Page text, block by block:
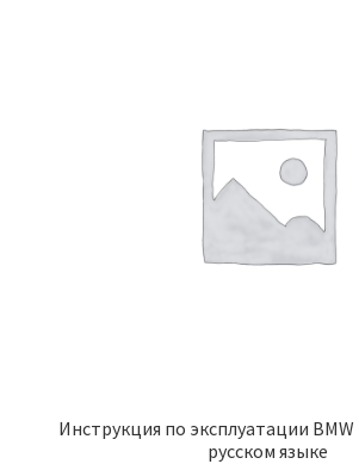
Инструкция по эксплуатации BMW
русском языке